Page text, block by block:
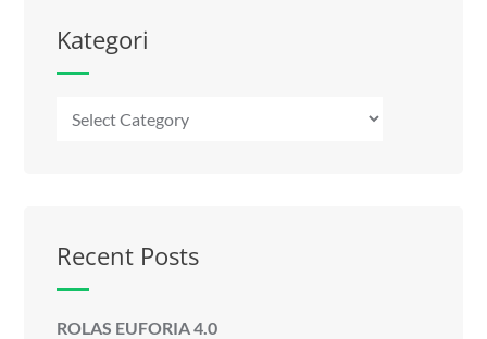
Kategori
Kategori
Recent Posts
ROLAS EUFORIA 4.0